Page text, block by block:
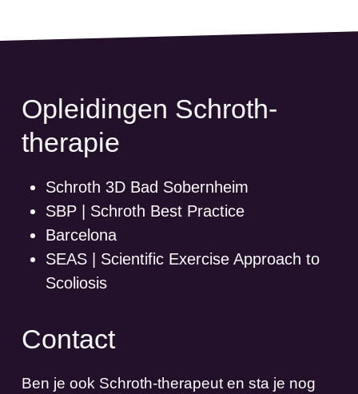
Opleidingen Schroth-
therapie
Schroth 3D Bad Sobernheim
SBP | Schroth Best Practice
Barcelona
SEAS | Scientific Exercise Approach to
Scoliosis
Contact
Ben je ook Schroth-therapeut en sta je nog